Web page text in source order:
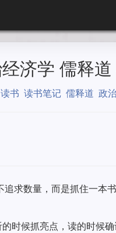
济学 儒释
读书 读书笔记 儒释道 政
求数量，而是抓住一本
时候抓亮点，读的时候